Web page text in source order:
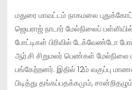
மதுரை மாவட்டம் நாகமலை
ஜெயராஜ் நாடார் மேல்நிலைப்
போட்டிகள் பிரிவில் டேக்வேண்டோ
ஆர்.சி சிறுமலர் பெண்கள்
பங்கேற்றனர். இதில் 12ம் வகுப்பு
பிடித்து தங்கப்பதக்கமும்,